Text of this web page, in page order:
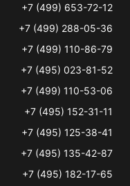
+7 (499) 653-72-12
+7 (499) 288-05-36
+7 (499) 110-86-79
+7 (495) 023-81-52
+7 (499) 110-53-06
+7 (495) 152-31-11
+7 (495) 125-38-41
+7 (495) 135-42-87
+7 (495) 182-17-65